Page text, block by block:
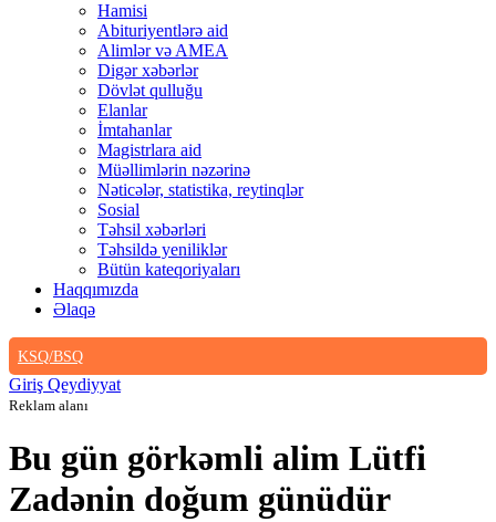
Hamisi
Abituriyentlərə aid
Alimlər və AMEA
Digər xəbərlər
Dövlət qulluğu
Elanlar
İmtahanlar
Magistrlara aid
Müəllimlərin nəzərinə
Nəticələr, statistika, reytinqlər
Sosial
Təhsil xəbərləri
Təhsildə yeniliklər
Bütün kateqoriyaları
Haqqımızda
Əlaqə
KSQ/BSQ
Giriş Qeydiyyat
Reklam alanı
Bu gün görkəmli alim Lütfi
Zadənin doğum günüdür